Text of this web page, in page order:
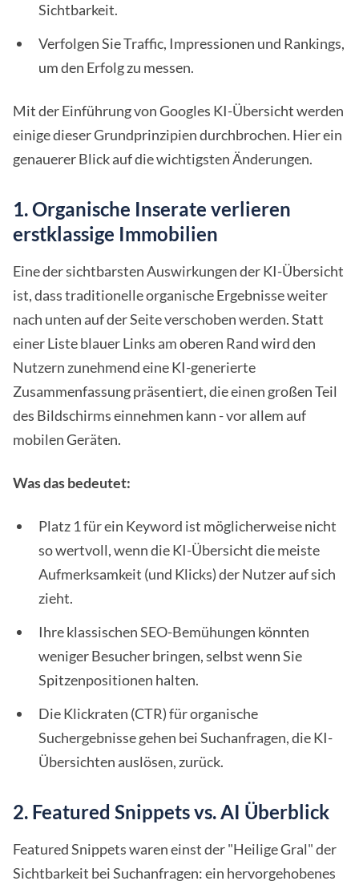
Sichtbarkeit.
Verfolgen Sie Traffic, Impressionen und Rankings,
um den Erfolg zu messen.
Mit der Einführung von Googles KI-Übersicht werden
einige dieser Grundprinzipien durchbrochen. Hier ein
genauerer Blick auf die wichtigsten Änderungen.
1. Organische Inserate verlieren
erstklassige Immobilien
Eine der sichtbarsten Auswirkungen der KI-Übersicht
ist, dass traditionelle organische Ergebnisse weiter
nach unten auf der Seite verschoben werden. Statt
einer Liste blauer Links am oberen Rand wird den
Nutzern zunehmend eine KI-generierte
Zusammenfassung präsentiert, die einen großen Teil
des Bildschirms einnehmen kann - vor allem auf
mobilen Geräten.
Was das bedeutet:
Platz 1 für ein Keyword ist möglicherweise nicht
so wertvoll, wenn die KI-Übersicht die meiste
Aufmerksamkeit (und Klicks) der Nutzer auf sich
zieht.
Ihre klassischen SEO-Bemühungen könnten
weniger Besucher bringen, selbst wenn Sie
Spitzenpositionen halten.
Die Klickraten (CTR) für organische
Suchergebnisse gehen bei Suchanfragen, die KI-
Übersichten auslösen, zurück.
2. Featured Snippets vs. AI Überblick
Featured Snippets waren einst der "Heilige Gral" der
Sichtbarkeit bei Suchanfragen: ein hervorgehobenes